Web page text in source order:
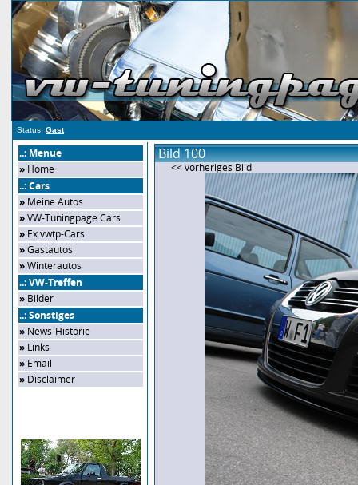
Status: Gast
..: Menue
» Home
..: Cars
» Meine Autos
»VW-Tuningpage Cars
» Ex vwtp-Cars
»Gastautos
»Winterautos
..: VW-Treffen
» Bilder
..: Sonstiges
» News-Historie
» Links
» Email
» Disclaimer
Bild 100
<< vorheriges Bild